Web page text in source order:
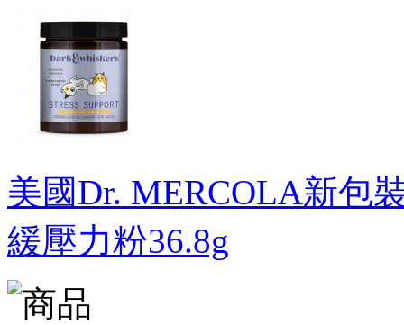
美國Dr. MERCOLA新包
緩壓力粉36.8g